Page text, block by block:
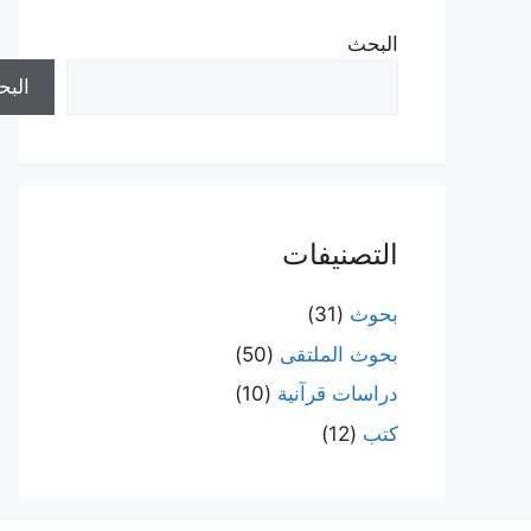
البحث
التصنيفات
بحوث (31)
بحوث الملتقى (50)
دراسات قرآنية (10)
كتب (12)